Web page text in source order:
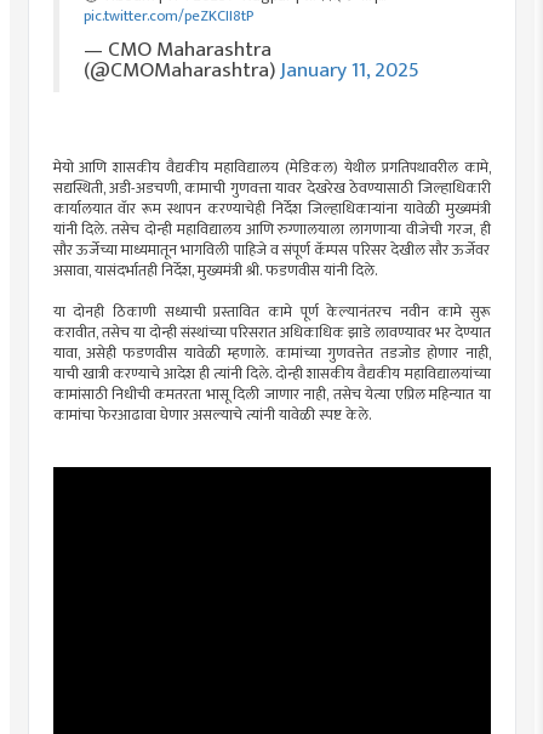
pic.twitter.com/peZKCII8tP
— CMO Maharashtra
(@CMOMaharashtra)January 11, 2025
मेयो आणि शासकीय वैद्यकीय महाविद्यालय (मेडिकल) येथील प्रगतिपथावरील कामे,
सद्यस्थिती, अडी-अडचणी, कामाची गुणवत्ता यावर देखरेख ठेवण्यासाठी जिल्हाधिकारी
कार्यालयात वॅार रूम स्थापन करण्याचेही निर्देश जिल्हाधिकार्‍यांना यावेळी मुख्यमंत्री
यांनी दिले. तसेच दोन्ही महाविद्यालय आणि रुग्णालयाला लागणार्‍या वीजेची गरज, ही
सौर ऊर्जेच्या माध्यमातून भागविली पाहिजे व संपूर्ण कॅम्पस परिसर देखील सौर ऊर्जेवर
असावा, यासंदर्भातही निर्देश, मुख्यमंत्री श्री. फडणवीस यांनी दिले.
या दोनही ठिकाणी सध्याची प्रस्तावित कामे पूर्ण केल्यानंतरच नवीन कामे सुरू
करावीत, तसेच या दोन्ही संस्थांच्या परिसरात अधिकाधिक झाडे लावण्यावर भर देण्यात
यावा, असेही फडणवीस यावेळी म्हणाले. कामांच्या गुणवत्तेत तडजोड होणार नाही,
याची खात्री करण्याचे आदेश ही त्यांनी दिले. दोन्ही शासकीय वैद्यकीय महाविद्यालयांच्या
कामांसाठी निधीची कमतरता भासू दिली जाणार नाही, तसेच येत्या एप्रिल महिन्यात या
कामांचा फेरआढावा घेणार असल्याचे त्यांनी यावेळी स्पष्ट केले.